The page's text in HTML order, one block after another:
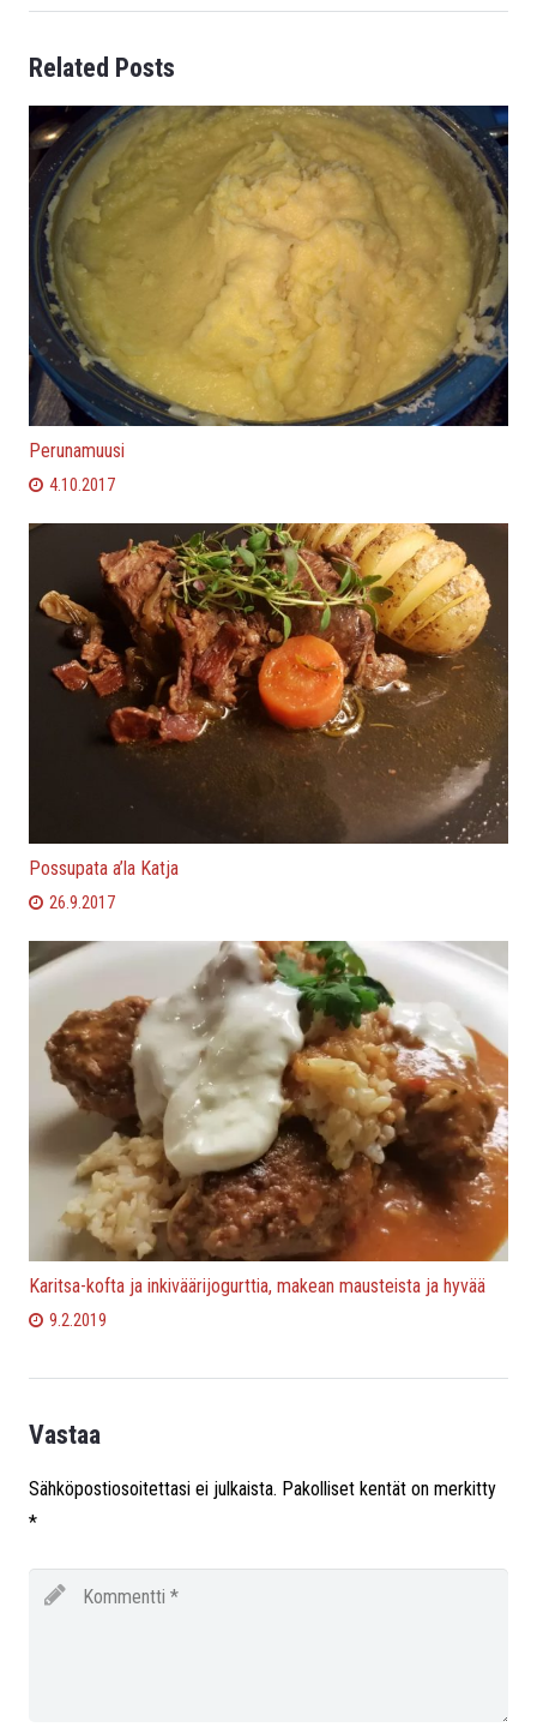
Related Posts
Perunamuusi
4.10.2017
Possupata a’la Katja
26.9.2017
Karitsa-kofta ja inkiväärijogurttia, makean mausteista ja hyvää
9.2.2019
Vastaa
Sähköpostiosoitettasi ei julkaista. Pakolliset kentät on merkitty
*